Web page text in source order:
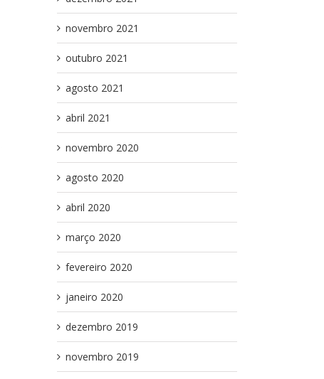
novembro 2021
outubro 2021
agosto 2021
abril 2021
novembro 2020
agosto 2020
abril 2020
março 2020
fevereiro 2020
janeiro 2020
dezembro 2019
novembro 2019